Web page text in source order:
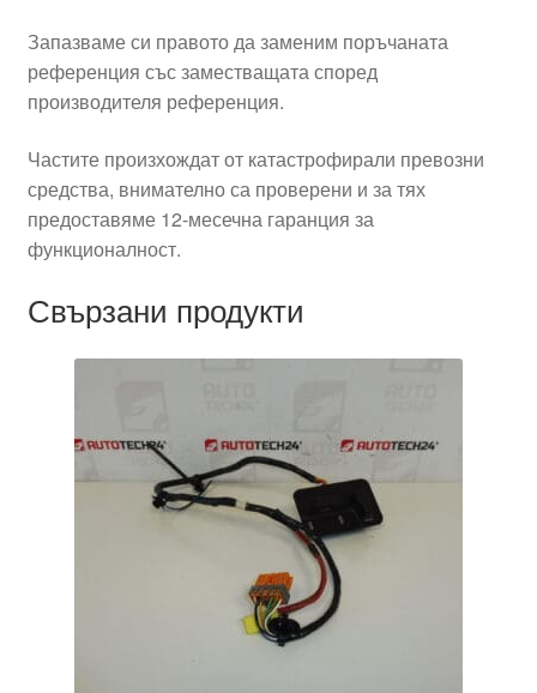
Запазваме си правото да заменим поръчаната
референция със заместващата според
производителя референция.
Частите произхождат от катастрофирали превозни
средства, внимателно са проверени и за тях
предоставяме 12-месечна гаранция за
функционалност.
Свързани продукти